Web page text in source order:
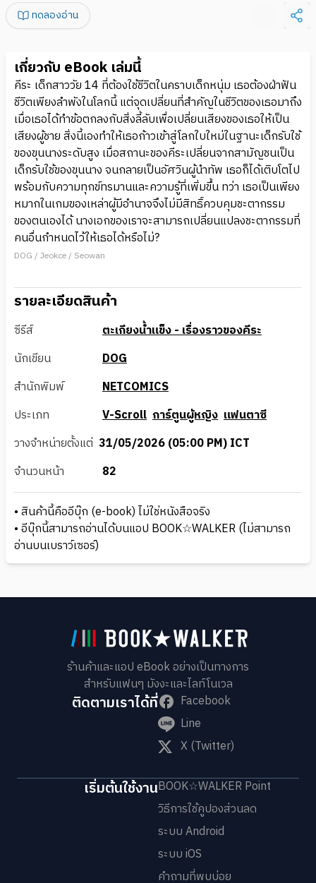
ทดลองอ่าน
เกี่ยวกับ eBook เล่มนี้
คีระ เด็กสาววัย 14 ที่ต้องใช้ชีวิตในคราบเด็กหนุ่ม เธอต้องฝ่าฟัน
ชีวิตเพียงลำพังในโลกนี้ แต่จุดเปลี่ยนที่สำคัญในชีวิตของเธอมาถึง
เมื่อเธอได้ทำข้อตกลงกับสิ่งลี้ลับเพื่อเปลี่ยนเสียงของเธอให้เป็น
เสียงผู้ชาย สิ่งนี้เองทำให้เธอก้าวเข้าสู่โลกใบใหม่ในฐานะเด็กรับใช้
ของขุนนางระดับสูง เมื่อสถานะของคีระเปลี่ยนจากสามัญชนเป็น
เด็กรับใช้ของขุนนาง จนกลายเป็นอัศวินผู้นำทัพ เธอก็ได้เติบโตไป
พร้อมกับความทุกข์ทรมานและความรู้ที่เพิ่มขึ้น ทว่า เธอเป็นเพียง
หมากในเกมของเหล่าผู้มีอำนาจจึงไม่มีสิทธิ์ควบคุมชะตากรรม
ของตนเองได้ นางเอกของเราจะสามารถเปลี่ยนแปลงชะตากรรมที่
คนอื่นกำหนดไว้ให้เธอได้หรือไม่?
DOG / Jeokce / Seowan
รายละเอียดสินค้า
ซีรีส์
ตะเกียงน้ำแข็ง - เรื่องราวของคีระ
นักเขียน
DOG
สำนักพิมพ์
NETCOMICS
ประเภท
V-Scroll การ์ตูนผู้หญิง แฟนตาซี
วางจำหน่ายตั้งแต่ 31/05/2026 (05:00 PM) ICT
จำนวนหน้า
82
• สินค้านี้คืออีบุ๊ก (e-book) ไม่ใช่หนังสือจริง
• อีบุ๊กนี้สามารถอ่านได้บนแอป BOOK☆WALKER (ไม่สามารถ
อ่านบนเบราว์เซอร์)
ร้านค้าและแอป eBook อย่างเป็นทางการ
สำหรับแฟนๆ มังงะและไลท์โนเวล
ติดตามเราได้ที่
Facebook
Line
X (Twitter)
เริ่มต้นใช้งานBOOK☆WALKER Point
วิธีการใช้คูปองส่วนลด
ระบบ Android
ระบบ iOS
คำถามที่พบบ่อย